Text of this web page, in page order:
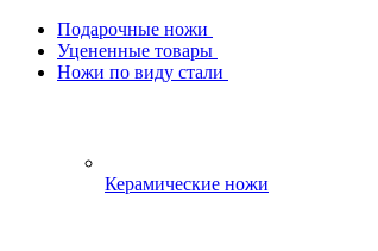
Подарочные ножи
Уцененные товары
Ножи по виду стали
Керамические ножи